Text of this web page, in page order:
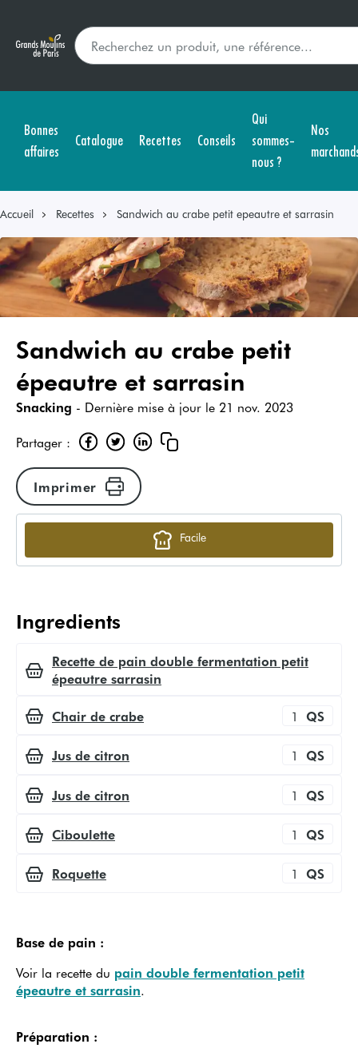
Bonnes
affaires
Catalogue Recettes Conseils
Qui
sommes-
nous ?
Nos
Accueil Recettes Sandwich au crabe petit epeautre et sarrasin
Sandwich au crabe petit
épeautre et sarrasin
Snacking - Dernière mise à jour le 21 nov. 2023
Partager :
Imprimer
Facile
Ingredients
Recette de pain double fermentation petit
épeautre sarrasin
Chair de crabe 1 QS
Jus de citron 1 QS
Jus de citron 1 QS
Ciboulette 1 QS
Roquette 1 QS
Base de pain :
Voir la recette du pain double fermentation petit
épeautre et sarrasin.
Préparation :